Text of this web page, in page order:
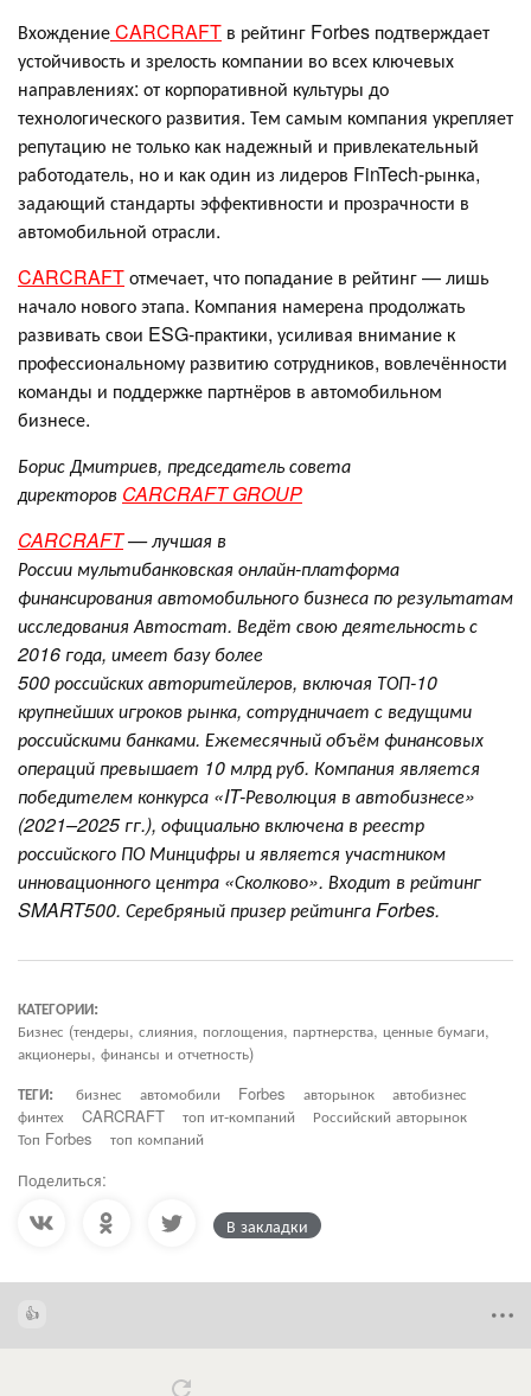
ВхождениеCARCRAFT в рейтинг Forbes подтверждает
устойчивость и зрелость компании во всех ключевых
направлениях: от корпоративной культуры до
технологического развития. Тем самым компания укрепляет
репутацию не только как надежный и привлекательный
работодатель, но и как один из лидеров FinTech-рынка,
задающий стандарты эффективности и прозрачности в
автомобильной отрасли.
CARCRAFTотмечает, что попадание в рейтинг — лишь
начало нового этапа. Компания намерена продолжать
развивать свои ESG-практики, усиливая внимание к
профессиональному развитию сотрудников, вовлечённости
команды и поддержке партнёров в автомобильном
бизнесе.
Борис Дмитриев, председатель совета
директоров CARCRAFT GROUP
CARCRAFT— лучшая в
России мультибанковская онлайн-платформа
финансирования автомобильного бизнеса по результатам
исследования Автостат. Ведёт свою деятельность с
2016 года, имеет базу более
500 российских авторитейлеров, включая ТОП-10
крупнейших игроков рынка, сотрудничает с ведущими
российскими банками. Ежемесячный объём финансовых
операций превышает 10 млрд руб. Компания является
победителем конкурса «IT-Революция в автобизнесе»
(2021–2025 гг.), официально включена в реестр
российского ПО Минцифры и является участником
инновационного центра «Сколково». Входит в рейтинг
SMART500. Серебряный призер рейтинга Forbes.
КАТЕГОРИИ:
Бизнес (тендеры, слияния, поглощения, партнерства, ценные бумаги,
акционеры, финансы и отчетность)
ТЕГИ:
бизнес автомобили Forbes авторынок
автобизнес
финтех
CARCRAFT топ ит-компаний
Российский авторынок
Топ Forbes
топ компаний
Поделиться:
В закладки